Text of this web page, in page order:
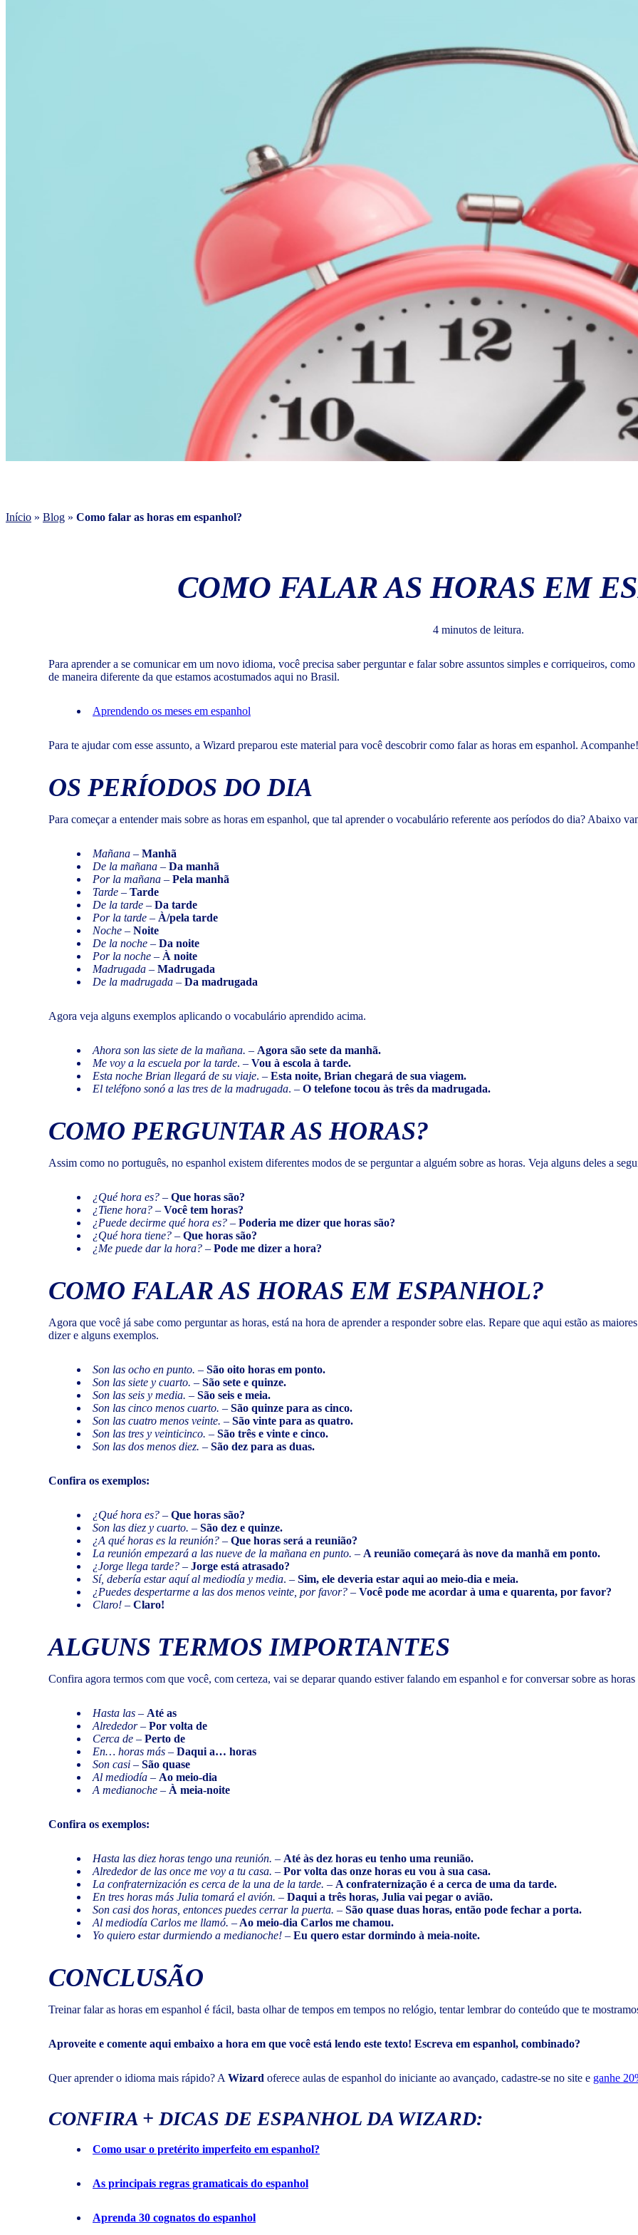
Início » Blog » Como falar as horas em espanhol?
COMO FALAR AS HORAS EM
4 minutos de leitura.
Para aprender a se comunicar em um novo idioma, você precisa saber perguntar e falar sobre assuntos simples e corriqueiros,
de maneira diferente da que estamos acostumados aqui no Brasil.
Aprendendo os meses em espanhol
Para te ajudar com esse assunto, a Wizard preparou este material para você descobrir como falar as horas em espanhol. Acompanhe!
OS PERÍODOS DO DIA
Para começar a entender mais sobre as horas em espanhol, que tal aprender o vocabulário referente aos períodos do dia? Abaixo
Mañana – Manhã
De la mañana – Da manhã
Por la mañana – Pela manhã
Tarde – Tarde
De la tarde – Da tarde
Por la tarde – À/pela tarde
Noche – Noite
De la noche – Da noite
Por la noche – À noite
Madrugada – Madrugada
De la madrugada – Da madrugada
Agora veja alguns exemplos aplicando o vocabulário aprendido acima.
Ahora son las siete de la mañana. – Agora são sete da manhã.
Me voy a la escuela por la tarde. – Vou à escola à tarde.
Esta noche Brian llegará de su viaje. – Esta noite, Brian chegará de sua viagem.
El teléfono sonó a las tres de la madrugada. – O telefone tocou às três da madrugada.
COMO PERGUNTAR AS HORAS?
Assim como no português, no espanhol existem diferentes modos de se perguntar a alguém sobre as horas. Veja alguns deles a
¿Qué hora es? – Que horas são?
¿Tiene hora? – Você tem horas?
¿Puede decirme qué hora es? – Poderia me dizer que horas são?
¿Qué hora tiene? – Que horas são?
¿Me puede dar la hora? – Pode me dizer a hora?
COMO FALAR AS HORAS EM ESPANHOL?
Agora que você já sabe como perguntar as horas, está na hora de aprender a responder sobre elas. Repare que aqui estão as
dizer e alguns exemplos.
Son las ocho en punto. – São oito horas em ponto.
Son las siete y cuarto. – São sete e quinze.
Son las seis y media. – São seis e meia.
Son las cinco menos cuarto. – São quinze para as cinco.
Son las cuatro menos veinte. – São vinte para as quatro.
Son las tres y veinticinco. – São três e vinte e cinco.
Son las dos menos diez. – São dez para as duas.
Confira os exemplos:
¿Qué hora es? – Que horas são?
Son las diez y cuarto. – São dez e quinze.
¿A qué horas es la reunión? – Que horas será a reunião?
La reunión empezará a las nueve de la mañana en punto. – A reunião começará às nove da manhã em ponto.
¿Jorge llega tarde? – Jorge está atrasado?
Sí, debería estar aquí al mediodía y media. – Sim, ele deveria estar aqui ao meio-dia e meia.
¿Puedes despertarme a las dos menos veinte, por favor? – Você pode me acordar à uma e quarenta, por favor?
Claro! – Claro!
ALGUNS TERMOS IMPORTANTES
Confira agora termos com que você, com certeza, vai se deparar quando estiver falando em espanhol e for conversar sobre as
Hasta las – Até as
Alrededor– Por volta de
Cerca de – Perto de
En… horas más – Daqui a… horas
Son casi – São quase
Al mediodía – Ao meio-dia
A medianoche – À meia-noite
Confira os exemplos:
Hasta las diez horas tengo una reunión. – Até às dez horas eu tenho uma reunião.
Alrededor de las once me voy a tu casa. – Por volta das onze horas eu vou à sua casa.
La confraternización es cerca de la una de la tarde. – A confraternização é a cerca de uma da tarde.
En tres horas más Julia tomará el avión. – Daqui a três horas, Julia vai pegar o avião.
Son casi dos horas, entonces puedes cerrar la puerta. – São quase duas horas, então pode fechar a porta.
Al mediodía Carlos me llamó. – Ao meio-dia Carlos me chamou.
Yo quiero estar durmiendo a medianoche! – Eu quero estar dormindo à meia-noite.
CONCLUSÃO
Treinar falar as horas em espanhol é fácil, basta olhar de tempos em tempos no relógio, tentar lembrar do conteúdo que te
Aproveite e comente aqui embaixo a hora em que você está lendo este texto! Escreva em espanhol, combinado?
Quer aprender o idioma mais rápido? A Wizard oferece aulas de espanhol do iniciante ao avançado, cadastre-se no site e ganhe
CONFIRA + DICAS DE ESPANHOL DA WIZARD:
Como usar o pretérito imperfeito em espanhol?
As principais regras gramaticais do espanhol
Aprenda 30 cognatos do espanhol